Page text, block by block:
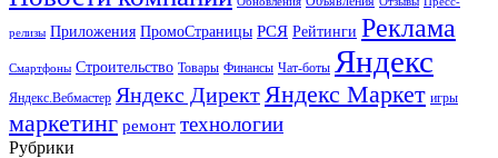
релизы Приложения ПромоСтраницы РСЯ Рейтинги Реклама
Смартфоны Строительство Товары Финансы Чат-боты Яндекс
Яндекс.Вебмастер Яндекс Директ Яндекс Маркет игры
маркетинг ремонт технологии
Рубрики